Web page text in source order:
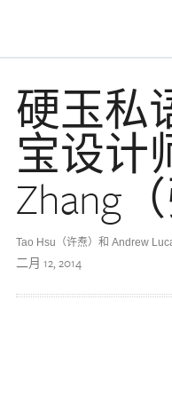
硬玉私
宝设计
Zhang
Tao Hsu（许焘）和 Andrew
二月 12, 2014